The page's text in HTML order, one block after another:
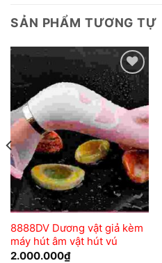
SẢN PHẨM TƯƠNG TỰ
Add to
wishlist
8888DV Dương vật giả kèm
máy hút âm vật hút vú
2.000.000₫